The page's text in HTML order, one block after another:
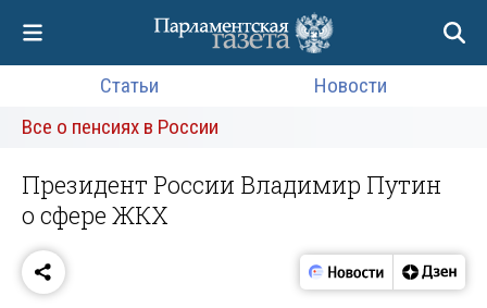
Статьи
Новости
Все о пенсиях в России
Президент России Владимир Путин
о сфере ЖКХ